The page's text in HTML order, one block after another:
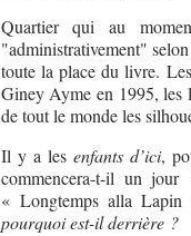
Quartier qui au
"administrativement"
toute la place du livre.
Giney Ayme en 1995, les
de tout le monde les
Il y a les enfants d’ici,
commencera-t-il un
« Longtemps alla Lapin
pourquoi est-il derrière ?